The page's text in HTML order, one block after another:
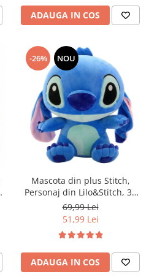
ADAUGA IN COS
-26% NOU
Mascota din plus Stitch,
Personaj din Lilo&Stitch, 30
cm
69,99 Lei
51,99 Lei
ADAUGA IN COS